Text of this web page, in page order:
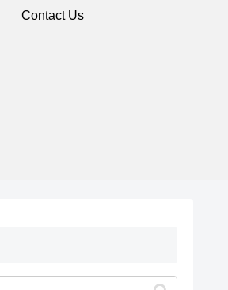
Contact Us